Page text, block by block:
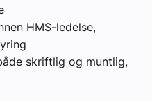
HMS-ledelse,
skriftlig og muntlig,